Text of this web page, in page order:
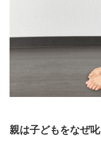
親は子どもをなぜ